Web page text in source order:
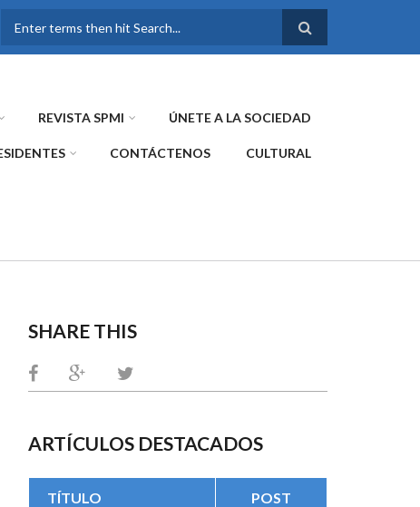
FORMULARIO DE
REVISTA SPMI ÚNETE A LA SOCIEDAD
CONTÁCTENOS CULTURAL
SHARE THIS
ARTÍCULOS DESTACADOS
TÍTULO
POST